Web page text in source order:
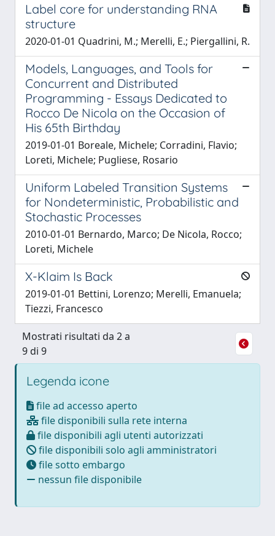
Label core for understanding RNA
structure
2020-01-01 Quadrini, M.; Merelli, E.; Piergallini, R.
Models, Languages, and Tools for
Concurrent and Distributed
Programming - Essays Dedicated to
Rocco De Nicola on the Occasion of
His 65th Birthday
2019-01-01 Boreale, Michele; Corradini, Flavio;
Loreti, Michele; Pugliese, Rosario
Uniform Labeled Transition Systems
for Nondeterministic, Probabilistic and
Stochastic Processes
2010-01-01 Bernardo, Marco; De Nicola, Rocco;
Loreti, Michele
X-Klaim Is Back
2019-01-01 Bettini, Lorenzo; Merelli, Emanuela;
Tiezzi, Francesco
Mostrati risultati da 2 a
9 di 9
Legenda icone
file ad accesso aperto
file disponibili sulla rete interna
file disponibili agli utenti autorizzati
file disponibili solo agli amministratori
file sotto embargo
nessun file disponibile